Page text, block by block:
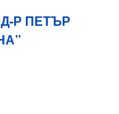
Р ПЕТЪР